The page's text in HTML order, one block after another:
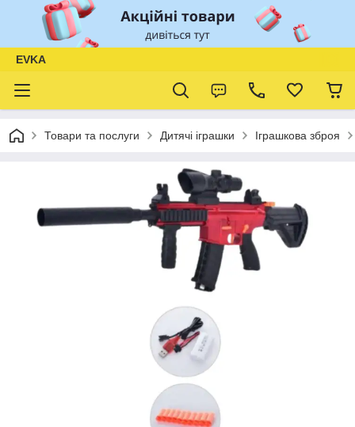
EVKA
Товари та послуги Дитячі іграшки Іграшкова зброя